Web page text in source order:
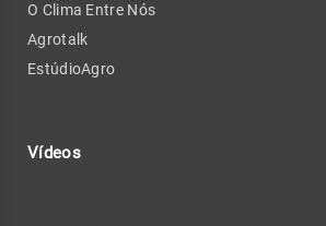
O Clima Entre Nós
Agrotalk
EstúdioAgro
Vídeos